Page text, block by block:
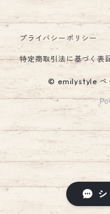
シューズ・ソックス
マナーグッズ
エリザベスカラー
ペットハウス・ペット
キャリーバック・スリ
犬・猫 雑貨
アクセサリー
ウェア
レイングッズ
キッズ雑貨
ベビー用品収納
キーホルダー
クッション・クッション
ラグ
ルームシューズ・スリッ
ホビー・雑貨
スマホホルダー
プライバシーポリシー
特定商取引法に基づく表
© emilystyle ペ